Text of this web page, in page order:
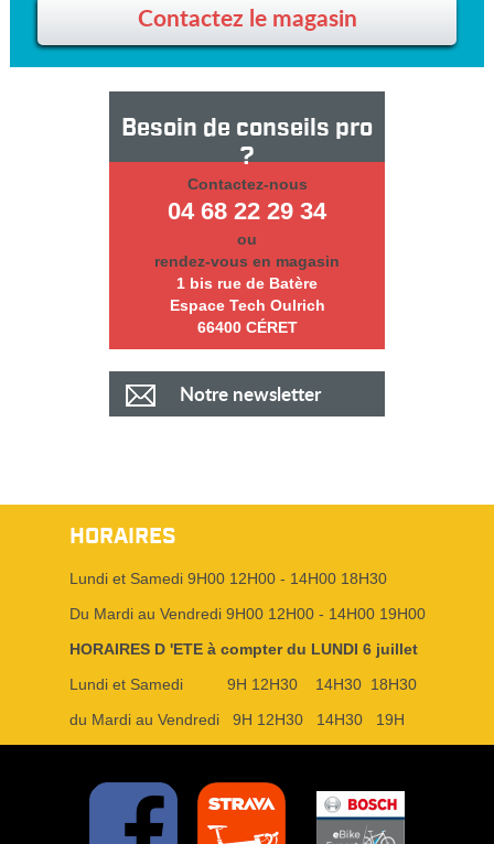
Contactez le magasin
Besoin de conseils pro
?
Contactez-nous
04 68 22 29 34
ou
rendez-vous en magasin
1 bis rue de Batère
Espace Tech Oulrich
66400 CÉRET
Notre newsletter
HORAIRES
Lundi et Samedi 9H00 12H00 - 14H00 18H30
Du Mardi au Vendredi 9H00 12H00 - 14H00 19H00
HORAIRES D 'ETE à compter du LUNDI 6 juillet
Lundi et Samedi 9H 12H30 14H30 18H30
du Mardi au Vendredi 9H 12H30 14H30 19H